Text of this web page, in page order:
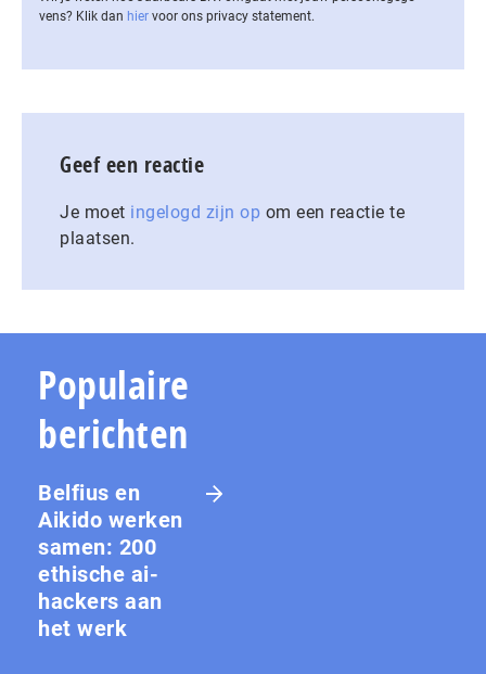
vens? Klik dan hier voor ons privacy statement.
Geef een reactie
Je moet ingelogd zijn op om een reactie te
plaatsen.
Populaire
berichten
Belfius en
Aikido werken
samen: 200
ethische ai-
hackers aan
het werk